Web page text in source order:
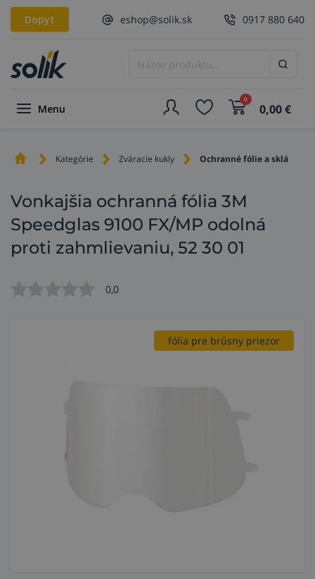
Dopyt eshop@solik.sk 0917 880 640
Menu
0
0,00€
Kategórie Zváracie kukly Ochranné fólie a sklá
Vonkajšia ochranná fólia 3M
Speedglas 9100 FX/MP odolná
proti zahmlievaniu, 52 30 01
0,0
fólia pre brúsny priezor